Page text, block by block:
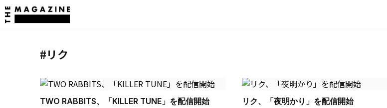
#リク
TWO RABBITS、「KILLER TUNE」を配信開始 リク、「夜明かり」を配信開始